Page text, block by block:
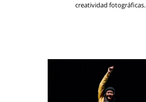
creatividad fotográficas.